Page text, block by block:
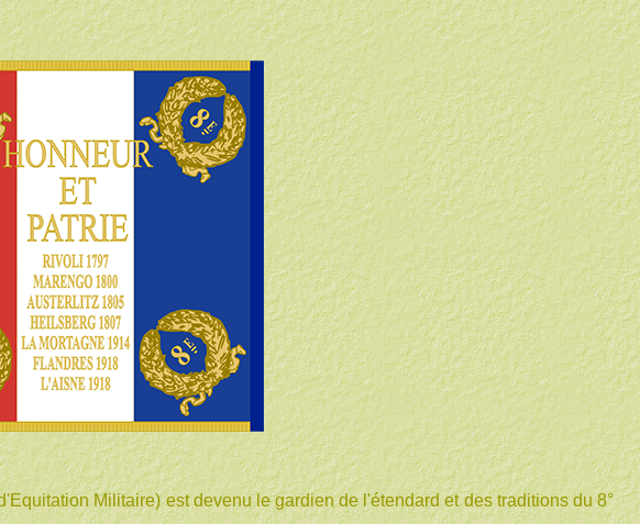
Militaire) est devenu le gardien de l'étendard et des traditions du 8°